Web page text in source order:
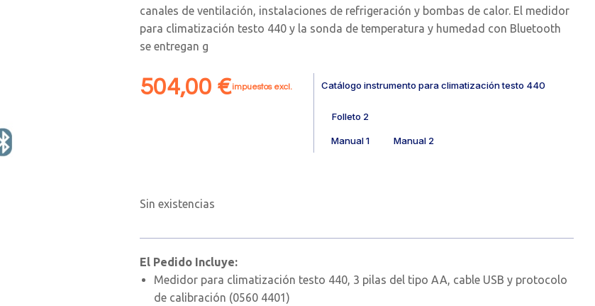
canales de ventilación, instalaciones de refrigeración y bombas de calor. El medidor
para climatización testo 440 y la sonda de temperatura y humedad con Bluetooth
se entregan g
504,00 €impuestos excl. Catálogo instrumento para climatización testo 440
Folleto 2
Manual 1 Manual 2
Sin existencias
El Pedido Incluye:
Medidor para climatización testo 440, 3 pilas del tipo AA, cable USB y protocolo
de calibración (0560 4401)